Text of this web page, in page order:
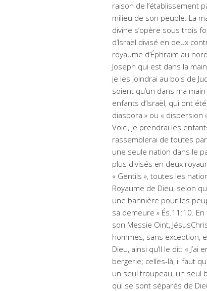
raison de l’établissement
milieu de son peuple. La
divine s’opère sous trois
d’Israël divisé en deux
royaume d’Éphraïm au
Joseph qui est dans la
je les joindrai au bois de
soient qu’un dans ma
enfants d’Israël, qui ont
diaspora » ou « dispersion
Voici, je prendrai les
rassemblerai de toutes
une seule nation dans le
plus divisés en deux
« Gentils », toutes les
Royaume de Dieu, selon
une bannière pour les
sa demeure » És.11:10.
son Messie Oint,
hommes, sans exception,
Dieu, ainsi qu’Il le dit: «
bergerie; celles-là, il faut
un seul troupeau, un seul
qui se sont séparés de